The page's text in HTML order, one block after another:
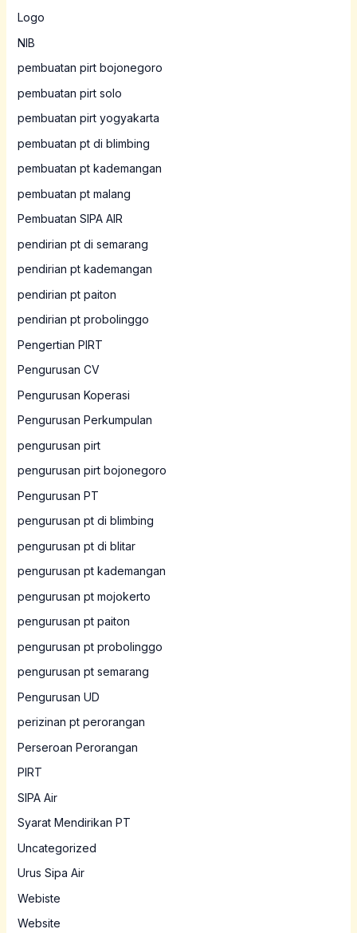
Logo
NIB
pembuatan pirt bojonegoro
pembuatan pirt solo
pembuatan pirt yogyakarta
pembuatan pt di blimbing
pembuatan pt kademangan
pembuatan pt malang
Pembuatan SIPA AIR
pendirian pt di semarang
pendirian pt kademangan
pendirian pt paiton
pendirian pt probolinggo
Pengertian PIRT
Pengurusan CV
Pengurusan Koperasi
Pengurusan Perkumpulan
pengurusan pirt
pengurusan pirt bojonegoro
Pengurusan PT
pengurusan pt di blimbing
pengurusan pt di blitar
pengurusan pt kademangan
pengurusan pt mojokerto
pengurusan pt paiton
pengurusan pt probolinggo
pengurusan pt semarang
Pengurusan UD
perizinan pt perorangan
Perseroan Perorangan
PIRT
SIPA Air
Syarat Mendirikan PT
Uncategorized
Urus Sipa Air
Webiste
Website